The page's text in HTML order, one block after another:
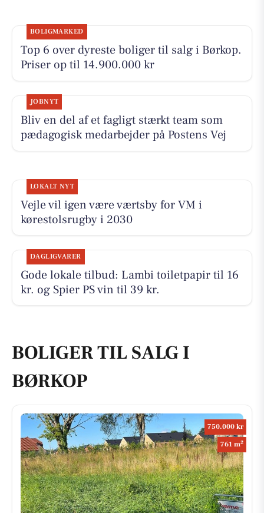
BOLIGMARKED
Top 6 over dyreste boliger til salg i Børkop.
Priser op til 14.900.000 kr
JOBNYT
Bliv en del af et fagligt stærkt team som
pædagogisk medarbejder på Postens Vej
LOKALT NYT
Vejle vil igen være værtsby for VM i
kørestolsrugby i 2030
DAGLIGVARER
Gode lokale tilbud: Lambi toiletpapir til 16
kr. og Spier PS vin til 39 kr.
BOLIGER TIL SALG I
BØRKOP
750.000 kr
761 m2